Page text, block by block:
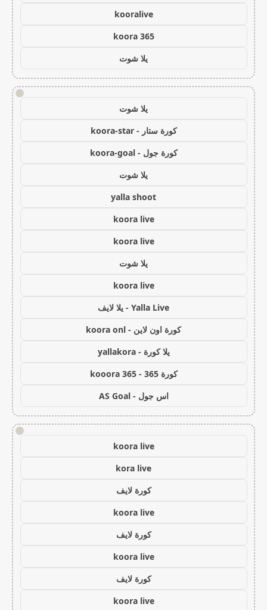
kooralive
koora 365
يلا شوت
!
يلا شوت
كورة ستار - koora-star
كورة جول - koora-goal
يلا شوت
yalla shoot
koora live
koora live
يلا شوت
koora live
Yalla Live - يلا لايف
كورة اون لاين - koora onl
يلا كورة - yallakora
كورة 365 - kooora 365
اس جول - AS Goal
!
koora live
kora live
كورة لايف
koora live
كورة لايف
koora live
كورة لايف
koora live